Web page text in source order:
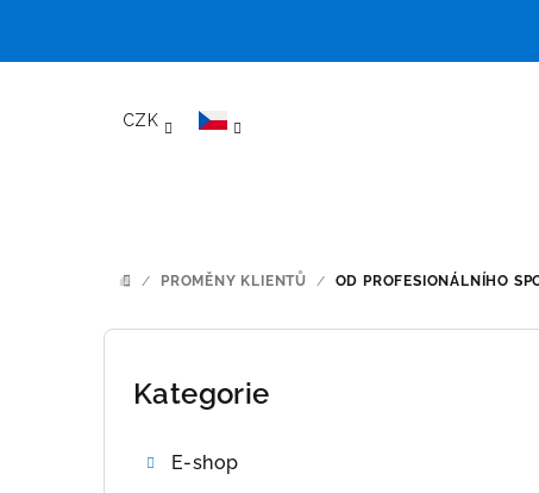
CZK
DOMŮ
/ PROMĚNY KLIENTŮ / OD PROFESIONÁLNÍHO
P
Přeskočit
Kategorie
E-shop